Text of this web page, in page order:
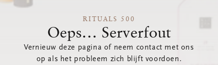
RITUALS 500
Oeps… Serverfout
Vernieuw deze pagina of neem contact met ons
op als het probleem zich blijft voordoen.